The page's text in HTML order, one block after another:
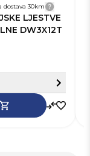
dostava 30km Detalji
LJESTVE
DW3X12T